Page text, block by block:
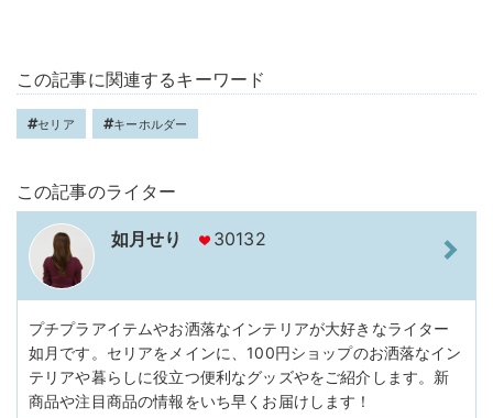
この記事に関連するキーワード
セリア キーホルダー
この記事のライター
如月せり 30132
プチプラアイテムやお洒落なインテリアが大好きなライター
如月です。セリアをメインに、100円ショップのお洒落なイン
テリアや暮らしに役立つ便利なグッズやをご紹介します。新
商品や注目商品の情報をいち早くお届けします！